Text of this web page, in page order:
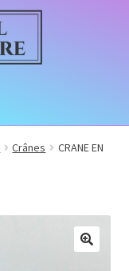
menu
enfant
Crânes
CRANE EN